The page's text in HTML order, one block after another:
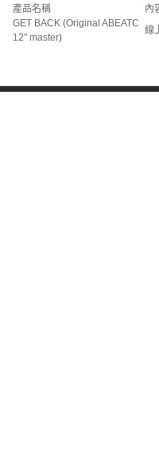
產品名稱
內
GET BACK (Original ABEATC
12" master)
線